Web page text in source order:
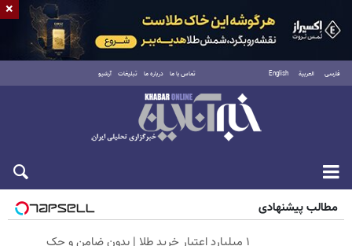
فارسی العربية English تماس با ما درباره ما تبلیغات آرشیو
جمعه ۱۶ مرداد ۱۴۰۵
مطالب پیشنهادی
۱ میلیارد اعتبار خرید طلا | بدون ضامن و چک
×